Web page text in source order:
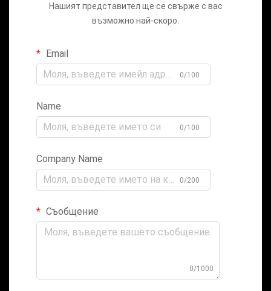
Нашият представител ще се свърже с вас
възможно най-скоро.
Email
0/100
Name
0/100
Company Name
0/200
Съобщение
0/1000